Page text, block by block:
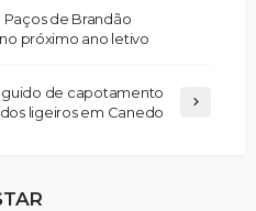
de Brandão
próximo ano letivo
de capotamento
ligeiros em Canedo